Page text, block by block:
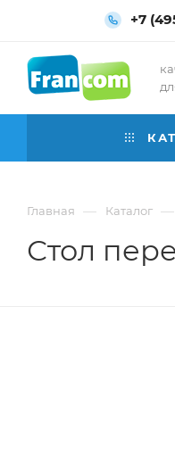
+7
Главная — Каталог —
Стол